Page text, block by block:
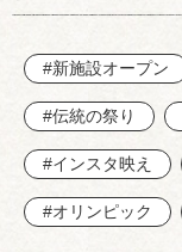
#新施設オープン
#伝統の祭り
#インスタ映え
#オリンピック